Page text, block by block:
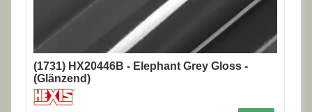
(1731) HX20446B - Elephant Grey Gloss -
(Glänzend)